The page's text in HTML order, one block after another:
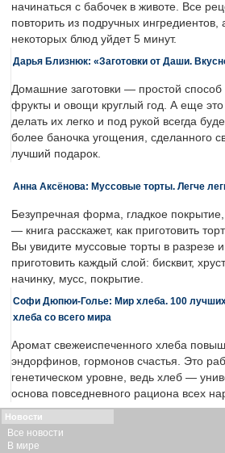
начинаться с бабочек в животе. Все
повторить из подручных ингредиентов,
некоторых блюд уйдет 5 минут.
Дарья Близнюк: «Заготовки от Даши.
Домашние заготовки — простой способ
фрукты и овощи круглый год. А еще это
делать их легко и под рукой всегда
более баночка угощения, сделанного
лучший подарок.
Анна Аксёнова: Муссовые торты. Легче
Безупречная форма, гладкое
— книга расскажет, как приготовить
Вы увидите муссовые торты в разрезе и
приготовить каждый слой: бисквит,
начинку, мусс, покрытие.
Софи Дюпюи-Голье: Мир хлеба. 100
хлеба со всего мира
Аромат свежеиспеченного хлеба
эндорфинов, гормонов счастья. Это
генетическом уровне, ведь хлеб —
основа повседневного рациона всех
Новости
Все новости
В мире